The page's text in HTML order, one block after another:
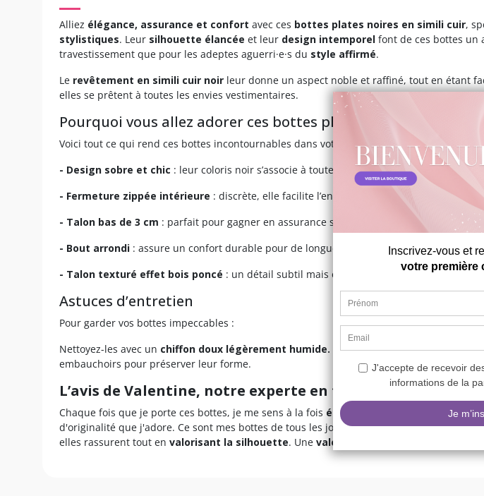
Alliez élégance, assurance et confort avec ces bottes plates noires en simili cuir,
stylistiques. Leur silhouette élancée et leur design intemporel font de ces bottes un
travestissement que pour les adeptes aguerri·e·s du style affirmé.
Le revêtement en simili cuir noir leur donne un aspect noble et raffiné, tout en étant
elles se prêtent à toutes les envies vestimentaires.
Pourquoi vous allez adorer ces bottes plates noires
Voici tout ce qui rend ces bottes incontournables dans votre garde-robe :
- Design sobre et chic : leur coloris noir s’associe à toutes les tenues, du look classique
- Fermeture zippée intérieure : discrète, elle facilite l’enfilage sans casser la ligne de la
- Talon bas de 3 cm : parfait pour gagner en assurance sans déséquilibre, idéal pour les
- Bout arrondi : assure un confort durable pour de longues marches ou soirées.
- Talon texturé effet bois poncé : un détail subtil mais élégant qui fait toute la
Astuces d’entretien
Pour garder vos bottes impeccables :
Nettoyez-les avec un chiffon doux légèrement humide.
Évitez les produits abrasifs ou
embauchoirs pour préserver leur forme.
L’avis de Valentine, notre experte en travestissement
Chaque fois que je porte ces bottes, je me sens à la fois élégante et confortable. Leur
d'originalité que j'adore. Ce sont mes bottes de tous les jours comme de mes soirées
elles rassurent tout en valorisant la silhouette. Une valeur sûre